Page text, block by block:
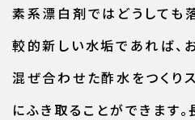
素系漂白剤ではどうしても
較的新しい水垢であれば、
混ぜ合わせた酢水をつくり
にふき取ることができます